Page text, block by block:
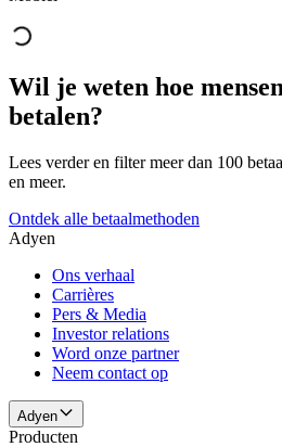
Wil je weten hoe
betalen?
Lees verder en filter meer dan 100
en meer.
Ontdek alle betaalmethoden
Adyen
Ons verhaal
Carrières
Pers & Media
Investor relations
Word onze partner
Neem contact op
Adyen
Producten